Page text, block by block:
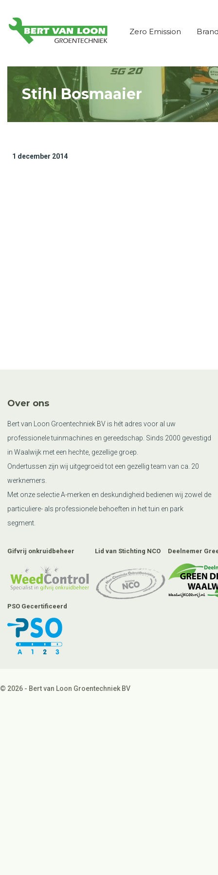
Zero Emission
Stihl Bosmaaier
1 december 2014
Over ons
Bert van Loon Groentechniek BV is hét adres voor al uw
professionele tuinmachines en gereedschap. Sinds 2000 gevestigd
in Waalwijk met een hechte, gezellige groep.
Ondertussen zijn wij uitgegroeid tot een gezellig team van ca. 20
werknemers.
Met onze selectie A-merken en deskundigheid bedienen wij zowel de
particuliere- als professionele behoeften in het tuin en park
segment.
Gifvrij onkruidbeheer Lid van Stichting NCO Deelnemer
PSO Gecertificeerd
© 2026 - Bert van Loon Groentechniek BV